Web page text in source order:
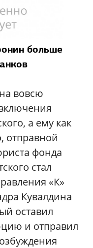
больше
вовсю
а ему как
отправной
фонда
стал
«К»
Кувалдина
оставил
и отправил